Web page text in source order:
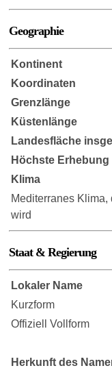
Geographie
Kontinent
Koordinaten
Grenzlänge
Küstenlänge
Landesfläche
Höchste Erhebung
Klima
Mediterranes
wird
Staat & Regierung
Lokaler Name
Kurzform
Offiziell Vollform
Herkunft des